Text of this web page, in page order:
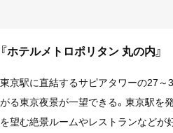
『ホテルメトロポリタン 丸の内』
東京駅に直結するサピアタワーの27～
がる東京夜景が一望できる。東京駅を
を望む絶景ルームやレストランなどが